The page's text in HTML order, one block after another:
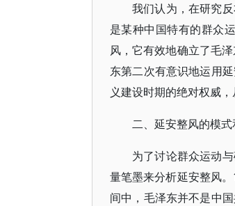
我们认为，在研究
是某种中国特有的群众
风，它有效地确立了毛
东第二次有意识地运用
义建设时期的绝对权威
二、延安整风的模
为了讨论群众运动
量笔墨来分析延安整风
间中，毛泽东并不是中